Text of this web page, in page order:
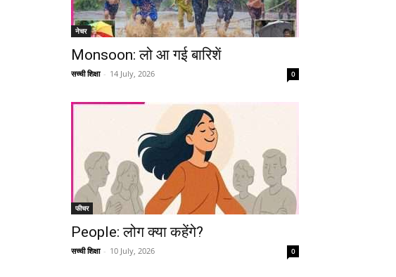
नेचर
Monsoon: लो आ गई बारिशें
सच्ची शिक्षा - 14 July, 2026 0
फीचर
People: लोग क्या कहेंगे?
सच्ची शिक्षा - 10 July, 2026 0